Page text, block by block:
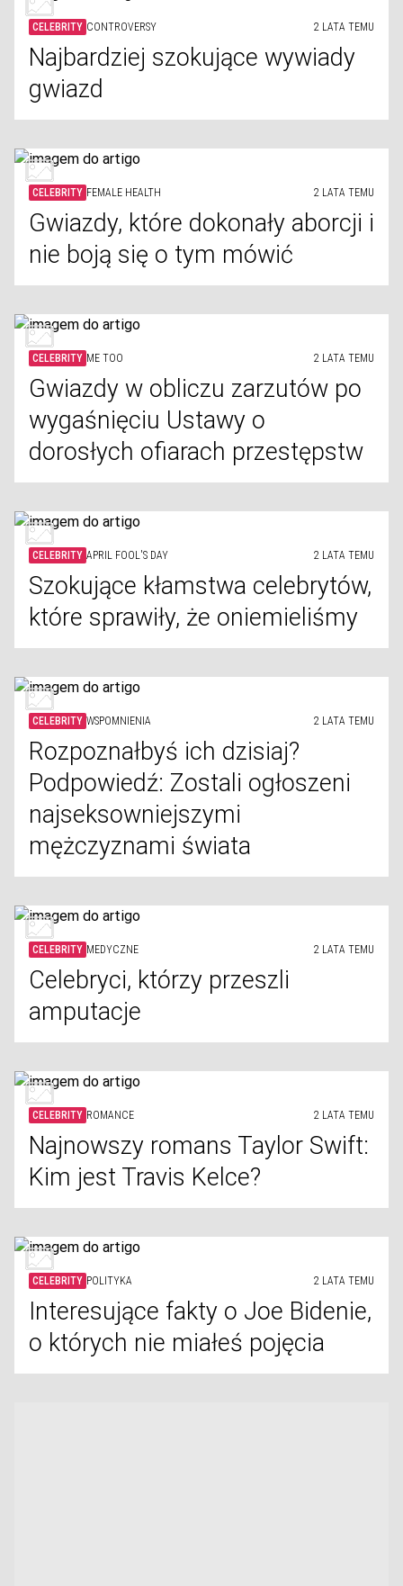
CELEBRITY CONTROVERSY 2 LATA TEMU
Najbardziej szokujące wywiady
gwiazd
CELEBRITY FEMALE HEALTH 2 LATA TEMU
Gwiazdy, które dokonały aborcji i
nie boją się o tym mówić
CELEBRITY ME TOO 2 LATA TEMU
Gwiazdy w obliczu zarzutów po
wygaśnięciu Ustawy o
dorosłych ofiarach przestępstw
CELEBRITY APRIL FOOL'S DAY 2 LATA TEMU
Szokujące kłamstwa celebrytów,
które sprawiły, że oniemieliśmy
CELEBRITY WSPOMNIENIA 2 LATA TEMU
Rozpoznałbyś ich dzisiaj?
Podpowiedź: Zostali ogłoszeni
najseksowniejszymi
mężczyznami świata
CELEBRITY MEDYCZNE 2 LATA TEMU
Celebryci, którzy przeszli
amputacje
CELEBRITY ROMANCE 2 LATA TEMU
Najnowszy romans Taylor Swift:
Kim jest Travis Kelce?
CELEBRITY POLITYKA 2 LATA TEMU
Interesujące fakty o Joe Bidenie,
o których nie miałeś pojęcia